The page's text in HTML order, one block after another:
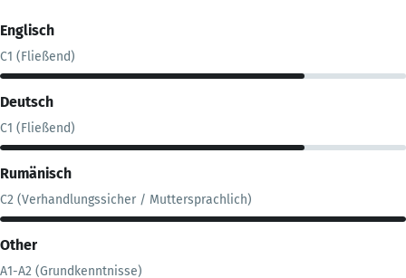
Englisch
C1 (Fließend)
Deutsch
C1 (Fließend)
Rumänisch
C2 (Verhandlungssicher / Muttersprachlich)
Other
A1-A2 (Grundkenntnisse)